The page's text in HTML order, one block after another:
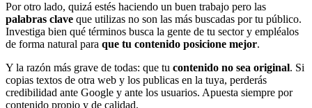
Por otro lado, quizá estés haciendo un buen trabajo pero las
palabras clave que utilizas no son las más buscadas por tu público.
Investiga bien qué términos busca la gente de tu sector y empléalos
de forma natural para que tu contenido posicione mejor.
Y la razón más grave de todas: que tu contenido no sea original. Si
copias textos de otra web y los publicas en la tuya, perderás
credibilidad ante Google y ante los usuarios. Apuesta siempre por
contenido propio y de calidad.